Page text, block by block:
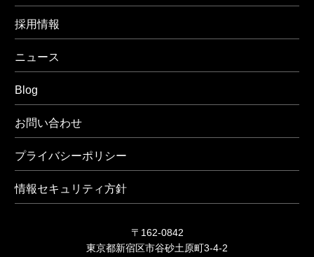
採用情報
ニュース
Blog
お問い合わせ
プライバシーポリシー
情報セキュリティ方針
〒162-0842
東京都新宿区市谷砂土原町3-4-2